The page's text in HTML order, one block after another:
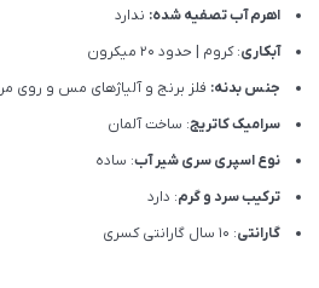
اهرم آب تصفیه شده: ندارد
آبکاری: کروم | حدود 20 میکرون
جنس بدنه: فلز برنج و آلیاژهای مس و روی
سرامیک کاتریج: ساخت آلمان
نوع اسپری سری شیر آب: ساده
ترکیب سرد و گرم: دارد
گارانتی: 10 سال گارانتی کسری